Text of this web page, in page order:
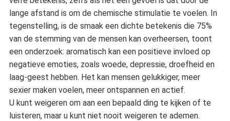
lange afstand is om de chemische stimulatie te voelen. In
tegenstelling, is de smaak een dichte betekenis die 75%
van de stemming van de mensen kan overheersen, toont
een onderzoek: aromatisch kan een positieve invloed op
negatieve emoties, zoals woede, depressie, droefheid en
laag-geest hebben. Het kan mensen gelukkiger, meer
sexier maken voelen, meer ontspannen en actief.
U kunt weigeren om aan een bepaald ding te kijken of te
luisteren, maar u kunt niet nooit weigeren te ademen.